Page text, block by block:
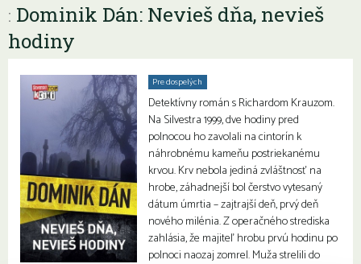
: Dominik Dán: Nevieš dňa, nevieš
hodiny
Pre dospelých
Detektívny román s Richardom Krauzom.
Na Silvestra 1999, dve hodiny pred
polnocou ho zavolali na cintorín k
náhrobnému kameňu postriekanému
krvou. Krv nebola jediná zvláštnosť na
hrobe, záhadnejší bol čerstvo vytesaný
dátum úmrtia – zajtrajší deň, prvý deň
nového milénia. Z operačného strediska
zahlásia, že majiteľ hrobu prvú hodinu po
polnoci naozaj zomrel. Muža strelili do